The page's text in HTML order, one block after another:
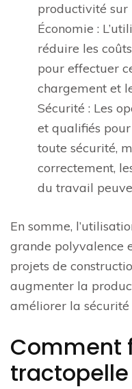
productivité sur
Économie :
réduire les
pour effectuer
chargement et
Sécurité : Les
et qualifiés
toute sécurité,
correctement,
du travail
En somme,
grande polyvalence
projets de
augmenter la
améliorer la sécurité
Comment
tractopelle